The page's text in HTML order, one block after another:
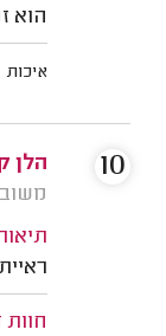
הוא
איכות
הלן
משוב: 18/01/
10